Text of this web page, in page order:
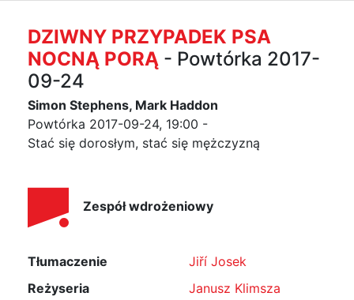
DZIWNY PRZYPADEK PSA
NOCNĄ PORĄ - Powtórka 2017-
09-24
Simon Stephens, Mark Haddon
Powtórka 2017-09-24, 19:00 -
Stać się dorosłym, stać się mężczyzną
Zespół wdrożeniowy
Tłumaczenie
Jiří Josek
Reżyseria
Janusz Klimsza